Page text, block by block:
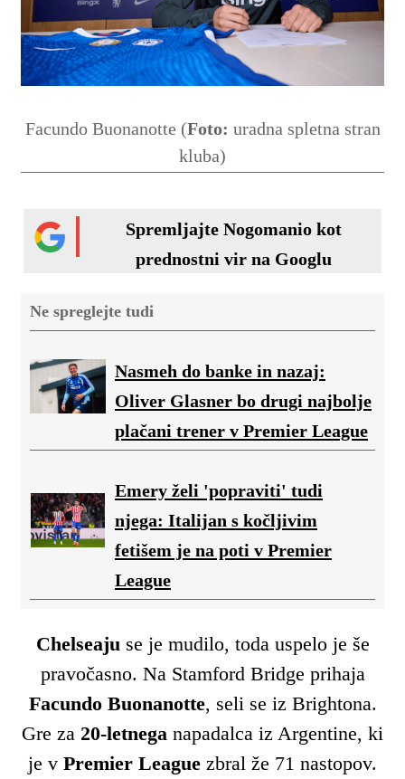
Facundo Buonanotte (Foto: uradna spletna stran
kluba)
Spremljajte Nogomanio kot
prednostni vir na Googlu
Ne spreglejte tudi
Nasmeh do banke in nazaj:
Oliver Glasner bo drugi najbolje
plačani trener v Premier League
Emery želi 'popraviti' tudi
njega: Italijan s kočljivim
fetišem je na poti v Premier
League
Chelseaju se je mudilo, toda uspelo je še
pravočasno. Na Stamford Bridge prihaja
Facundo Buonanotte, seli se iz Brightona.
Gre za 20-letnega napadalca iz Argentine, ki
je v Premier League zbral že 71 nastopov.